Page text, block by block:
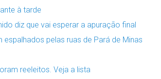
à tarde
diz que vai esperar a apuração final
pelas ruas de Pará de Minas
reeleitos. Veja a lista